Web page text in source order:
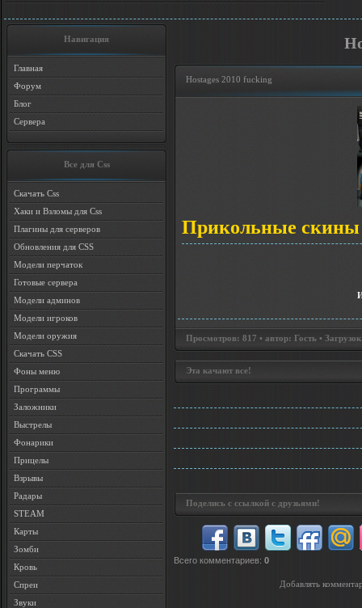
Навигация
Главная
Форум
Блог
Сервера
Все для Css
Скачать Css
Хаки и Взломы для Css
Плагины для серверов
Обновления для CSS
Модели перчаток
Готовые сервера
Модели админов
Модели игроков
Модели оружия
Скачать CSS
Фоны меню
Программы
Заложники
Выстрелы
Фонарики
Прицелы
Взрывы
Радары
STEAM
Карты
Зомби
Кровь
Спреи
Звуки
Hostages 2010 fucking
Прикольные скины
Просмотров: 817 • автор: Гость •
Эта качают все!
Поделись с ссылкой с друзьями!
Всего комментариев: 0
Добавлять